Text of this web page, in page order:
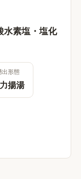
水素塩・塩化
出形態
揚湯